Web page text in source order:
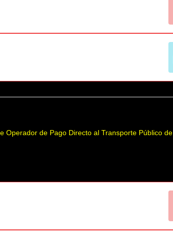
Operador de Pago Directo al Transporte Público de